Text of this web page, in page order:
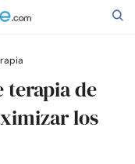
terapia de
los